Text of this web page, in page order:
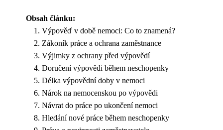
Obsah článku:
Výpověď v době nemoci: Co to znamená?
Zákoník práce a ochrana zaměstnance
Výjimky z ochrany před výpovědí
Doručení výpovědi během neschopenky
Délka výpovědní doby v nemoci
Nárok na nemocenskou po výpovědi
Návrat do práce po ukončení nemoci
Hledání nové práce během neschopenky